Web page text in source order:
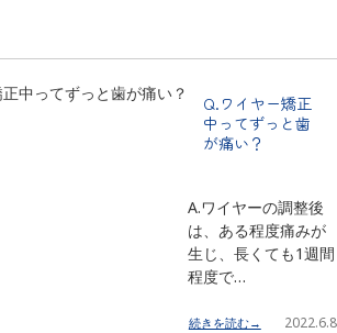
Q.ワイヤー矯正
中ってずっと歯
が痛い？
A.ワイヤーの調整後
は、ある程度痛みが
生じ、長くても1週間
程度で…
続きを読む→ 2022.6.8